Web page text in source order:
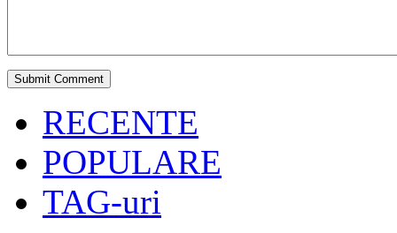
RECENTE
POPULARE
TAG-uri